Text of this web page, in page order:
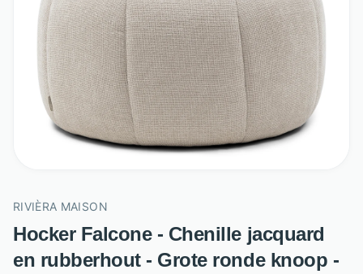
RIVIÈRA MAISON
Hocker Falcone - Chenille jacquard
en rubberhout - Grote ronde knoop -